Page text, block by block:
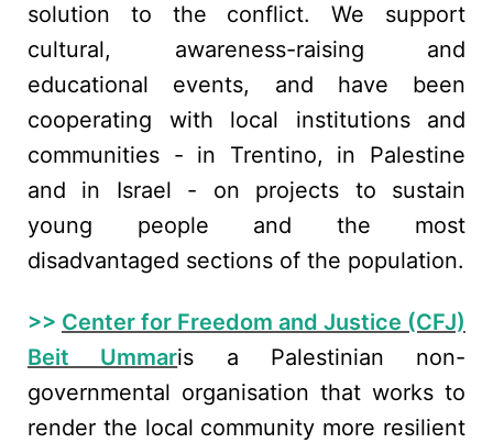
solution to the conflict. We support
cultural, awareness-raising and
educational events, and have been
cooperating with local institutions and
communities - in Trentino, in Palestine
and in Israel - on projects to sustain
young people and the most
disadvantaged sections of the population.
>> Center for Freedom and Justice (CFJ)
Beit Ummaris a Palestinian non-
governmental organisation that works to
render the local community more resilient